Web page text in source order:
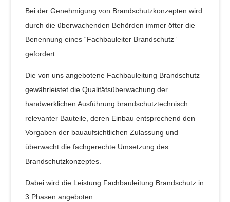
Bei der Genehmigung von Brandschutzkonzepten wird
durch die überwachenden Behörden immer öfter die
Benennung eines “Fachbauleiter Brandschutz”
gefordert.
Die von uns angebotene Fachbauleitung Brandschutz
gewährleistet die Qualitätsüberwachung der
handwerklichen Ausführung brandschutztechnisch
relevanter Bauteile, deren Einbau entsprechend den
Vorgaben der bauaufsichtlichen Zulassung und
überwacht die fachgerechte Umsetzung des
Brandschutzkonzeptes.
Dabei wird die Leistung Fachbauleitung Brandschutz in
3 Phasen angeboten